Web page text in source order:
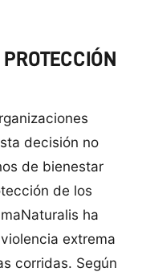
decisión no
de bienestar
de los
ha
extrema
corridas. Según